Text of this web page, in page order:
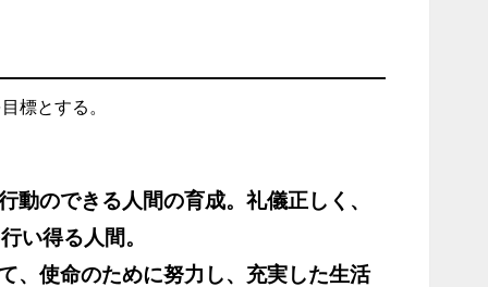
標とする。
動のできる人間の育成。礼儀正しく、
い得る人間。
、使命のために努力し、充実した生活